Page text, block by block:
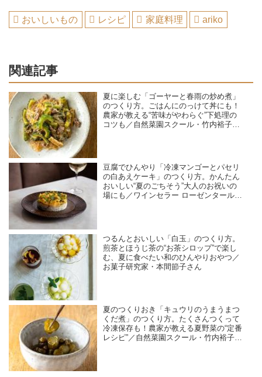
おいしいもの レシピ 家庭料理 ariko
関連記事
夏に楽しむ「ゴーヤーと春雨の炒め煮」
のつくり方。ごはんにのっけて丼にも！
農家が教える“苦味がやわらぐ”下処理の
コツも／自然菜園スクール・竹内裕子さ
豆腐でひんやり「冷凍マンゴーとパセリ
の白あえケーキ」のつくり方。かんたん
おいしい“夏のごちそう”大人のお祝いの
場にも／ワインセラー ローゼンタール・
つるんとおいしい「白玉」のつくり方。
煎茶とほうじ茶の“お茶シロップ”で楽し
む、夏に食べたい和のひんやりおやつ／
お菓子研究家・本間節子さん
夏のつくりおき「キュウリのうまうまつ
くだ煮」のつくり方。たくさんつくって
冷凍保存も！農家が教える夏野菜の“定番
レシピ”／自然菜園スクール・竹内裕子さ